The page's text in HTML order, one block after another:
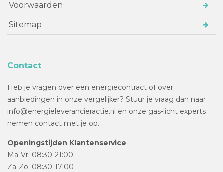
Voorwaarden
Sitemap
Contact
Heb je vragen over een energiecontract of over
aanbiedingen in onze vergelijker? Stuur je vraag dan naar
info@energieleverancieractie.nl en onze gas-licht experts
nemen contact met je op.
Openingstijden Klantenservice
Ma-Vr: 08:30-21:00
Za-Zo: 08:30-17:00